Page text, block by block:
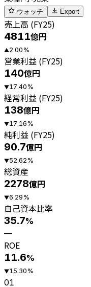
ウォッチ Export
売上高 (FY25)
4811億円
▲2.00%
営業利益 (FY25)
140億円
▼17.40%
経常利益 (FY25)
138億円
▼17.16%
純利益 (FY25)
90.7億円
▼52.62%
総資産
2278億円
▼6.29%
自己資本比率
35.7%
—
ROE
11.6%
▼15.30%
01